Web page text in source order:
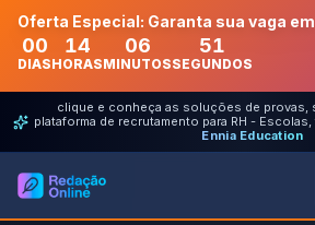
Oferta Especial: Garanta sua vaga
00
DIAS
14
HORAS
06
MINUTOS
51
SEGUNDOS
clique e conheça as soluções de provas,
plataforma de recrutamento para RH -
Ennia Education